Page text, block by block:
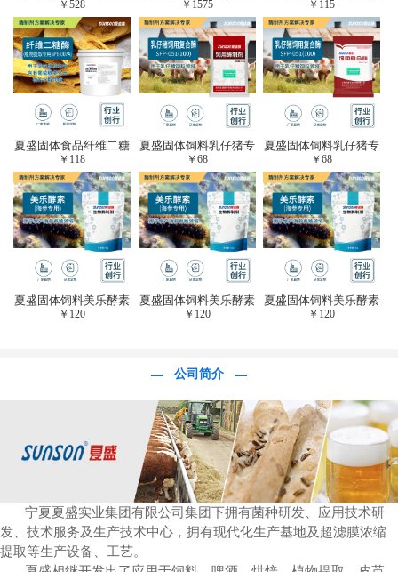
酸脱羧酶(酱油醋生产
专用)FDY-3206
￥528
粉酶(烘焙及面粉改良
用酶/发酵类食品可
用)FDG-0012
￥ 1575
(植物提取专用酶/解决
提取液混浊问题/降
黏)FFY-0651
￥ 115
夏盛固体食品纤维二糖
酶(植物提取专用酶/用
于虎杖白藜芦醇提
取)FFG-0656
￥ 118
夏盛固体饲料乳仔猪专
用复合酶SFG-0932
￥ 68
夏盛固体饲料乳仔猪专
用复合酶SFG-0932
￥68
夏盛固体饲料美乐酵素
(水产海参海胆专
￥ 120
夏盛固体饲料美乐酵素
(水产海参海胆专
￥ 120
夏盛固体饲料美乐酵素
(水产海参海胆专
￥ 120
公司简介
宁夏夏盛实业集团有限公司集团下拥有菌种研发、应用技术研
发、技术服务及生产技术中心，拥有现代化生产基地及超滤膜浓缩
提取等生产设备、工艺。